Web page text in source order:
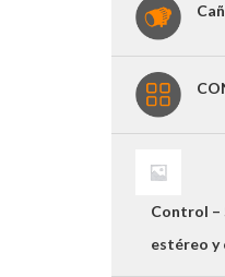
Control –
estéreo y